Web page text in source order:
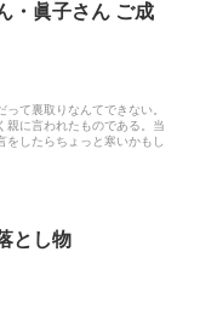
・眞子さん ご成
て裏取りなんてできない。
親に言われたものである。当
をしたらちょっと寒いかもし
とし物